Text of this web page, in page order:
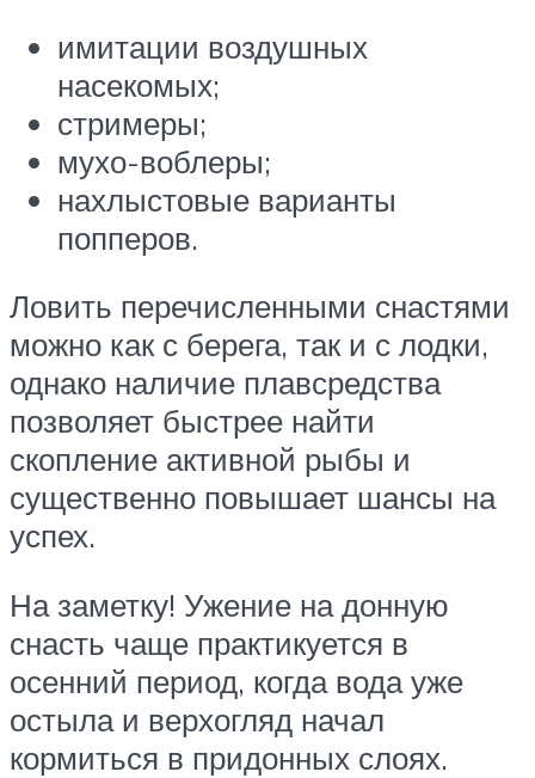
имитации воздушных
насекомых;
стримеры;
мухо-воблеры;
нахлыстовые варианты
попперов.
Ловить перечисленными снастями
можно как с берега, так и с лодки,
однако наличие плавсредства
позволяет быстрее найти
скопление активной рыбы и
существенно повышает шансы на
успех.
На заметку! Ужение на донную
снасть чаще практикуется в
осенний период, когда вода уже
остыла и верхогляд начал
кормиться в придонных слоях.